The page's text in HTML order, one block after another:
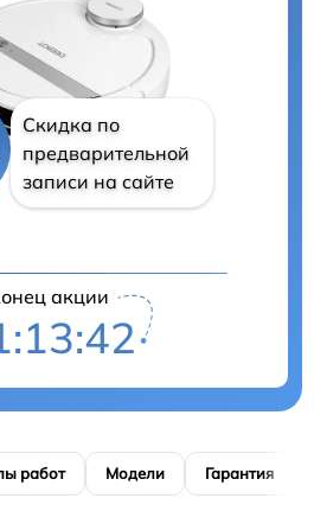
Скидка по
предварительной
записи на сайте
акции
работ Модели Гарантия